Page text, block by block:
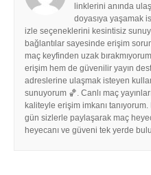
linklerini anında
doyasıya yaşamak
izle seçeneklerini kesintisiz
bağlantılar sayesinde erişim
maç keyfinden uzak
erişim hem de güvenilir yayın
adreslerine ulaşmak isteyen
sunuyorum 🏀. Canlı maç
kaliteyle erişim imkanı tanıyorum.
gün sizlerle paylaşarak maç
heyecanı ve güveni tek yerde